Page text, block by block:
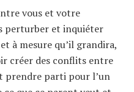
vous et votre
perturber et inquiéter
à mesure qu’il grandira,
créer des conflits entre
prendre parti pour l’un